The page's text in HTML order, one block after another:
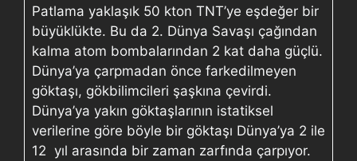
Patlama yaklaşık 50 kton TNT’ye eşdeğer bir
büyüklükte. Bu da 2. Dünya Savaşı çağından
kalma atom bombalarından 2 kat daha güçlü.
Dünya’ya çarpmadan önce farkedilmeyen
göktaşı, gökbilimcileri şaşkına çevirdi.
Dünya’ya yakın göktaşlarının istatiksel
verilerine göre böyle bir göktaşı Dünya’ya 2 ile
12 yıl arasında bir zaman zarfında çarpıyor.